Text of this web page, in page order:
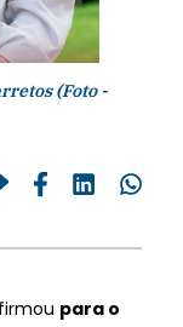
(Foto -
para o